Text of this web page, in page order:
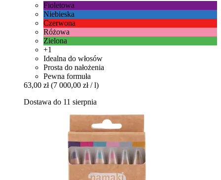
Fioletowa
Niebieska
Czerwona
Różowa
Zielona
+1
Idealna do włosów
Prosta do nałożenia
Pewna formuła
63,00 zł (7 000,00 zł / l)
Dostawa do 11 sierpnia